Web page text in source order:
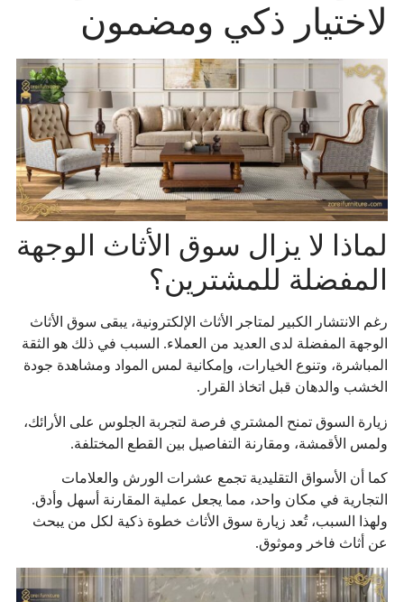
لاختيار ذكي ومضمون
لماذا لا يزال سوق الأثاث الوجهة
المفضلة للمشترين؟
رغم الانتشار الكبير لمتاجر الأثاث الإلكترونية، يبقى سوق الأثاث
الوجهة المفضلة لدى العديد من العملاء. السبب في ذلك هو الثقة
المباشرة، وتنوع الخيارات، وإمكانية لمس المواد ومشاهدة جودة
الخشب والدهان قبل اتخاذ القرار.
زيارة السوق تمنح المشتري فرصة لتجربة الجلوس على الأرائك،
ولمس الأقمشة، ومقارنة التفاصيل بين القطع المختلفة.
كما أن الأسواق التقليدية تجمع عشرات الورش والعلامات
التجارية في مكان واحد، مما يجعل عملية المقارنة أسهل وأدق.
ولهذا السبب، تُعد زيارة سوق الأثاث خطوة ذكية لكل من يبحث
عن أثاث فاخر وموثوق.